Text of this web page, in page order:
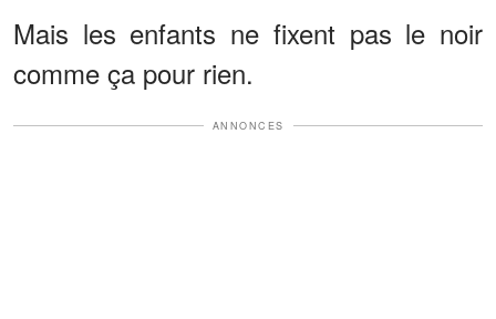
Mais les enfants ne fixent pas le noir
comme ça pour rien.
ANNONCES